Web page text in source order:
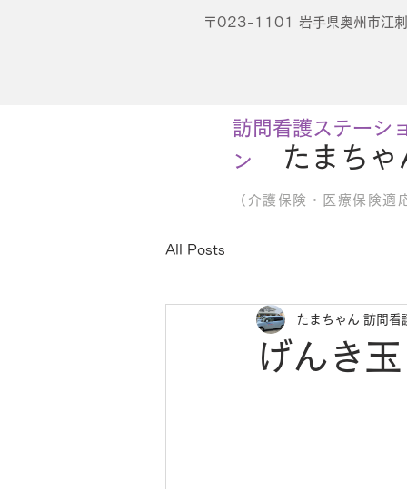
〒023-1101 岩手県奥州市江刺
訪問看護ステーシ
ン
たまちゃ
（介護保険・医療保険適
All Posts
げんき
たまちゃん 訪問看